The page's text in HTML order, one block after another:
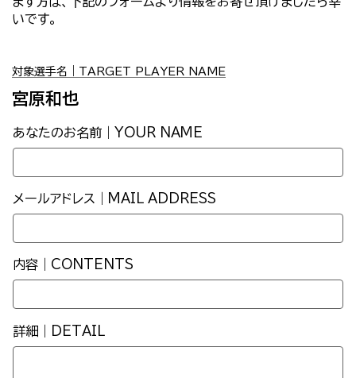
いです。
対象選手名｜TARGET PLAYER NAME
宮原和也
あなたのお名前｜YOUR NAME
メールアドレス｜MAIL ADDRESS
内容｜CONTENTS
詳細｜DETAIL